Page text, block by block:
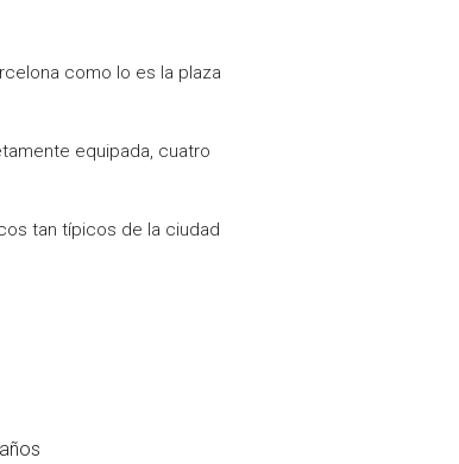
como lo es la plaza
equipada, cuatro
tan típicos de la ciudad